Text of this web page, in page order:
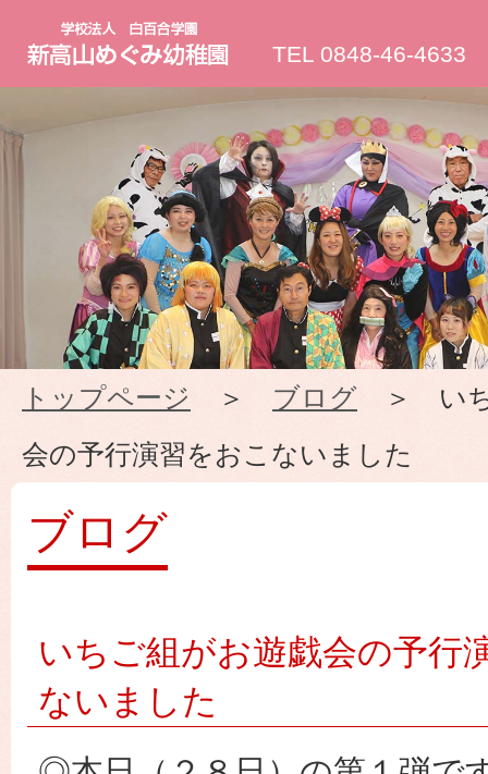
新
高
山
め
ぐ
み
幼
稚
TEL 0848-46-4633
トップページ ＞ ブログ ＞ いち
会の予行演習をおこないました
ブログ
いちご組がお遊戯会の予行
ないました